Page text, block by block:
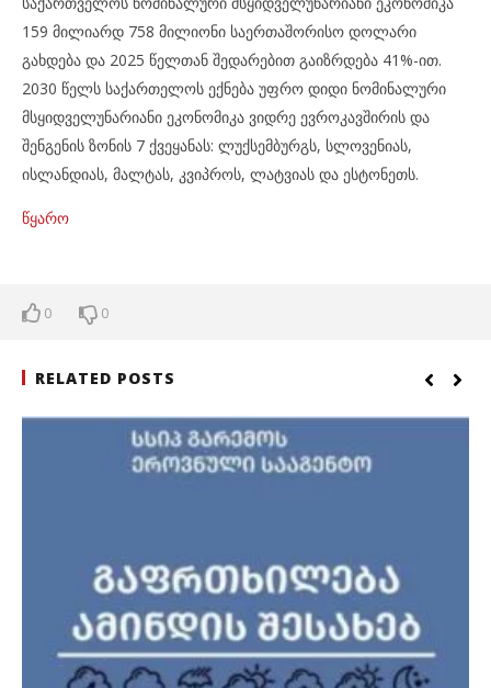
159 მილიარდ 758 მილიონი საერთაშორისო დოლარი
გახდება და 2025 წელთან შედარებით გაიზრდება 41%-ით.
2030 წელს საქართელოს ექნება უფრო დიდი ნომინალური
მსყიდველუნარიანი ეკონომიკა ვიდრე ევროკავშირის და
შენგენის ზონის 7 ქვეყანას: ლუქსემბურგს, სლოვენიას,
ისლანდიას, მალტას, კვიპროს, ლატვიას და ესტონეთს.
წყარო
0 0
RELATED POSTS